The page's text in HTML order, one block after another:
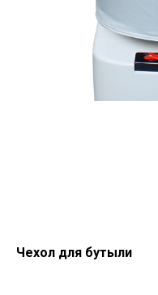
Чехол для бутыли